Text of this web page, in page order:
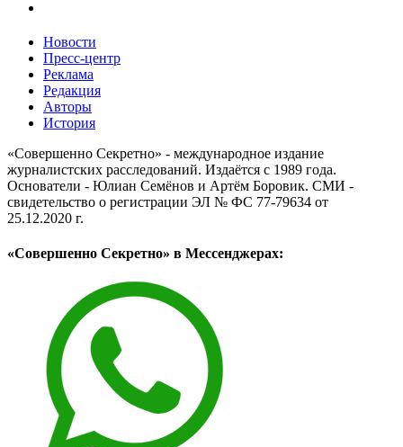
Новости
Пресс-центр
Реклама
Редакция
Авторы
История
«Совершенно Секретно» - международное издание
журналистских расследований. Издаётся с 1989 года.
Основатели - Юлиан Семёнов и Артём Боровик. CМИ -
свидетельство о регистрации ЭЛ № ФС 77-79634 от
25.12.2020 г.
«Совершенно Секретно» в Мессенджерах: